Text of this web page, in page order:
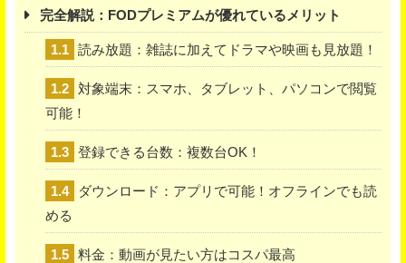
完全解説：FODプレミアムが優れているメリット
1.1 読み放題：雑誌に加えてドラマや映画も見放題！
1.2
対象端末：スマホ、タブレット、パソコンで閲覧
可能！
1.3 登録できる台数：複数台OK！
1.4
ダウンロード：アプリで可能！オフラインでも読
める
1.5 料金：動画が見たい方はコスパ最高